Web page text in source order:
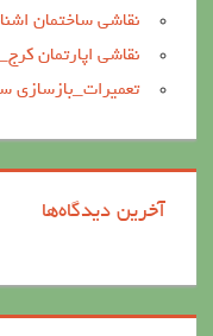
نقاشی ساختمان
نقاشی اپارتمان
تعمیرات_بازسازی
آخرین دیدگاه‌ها